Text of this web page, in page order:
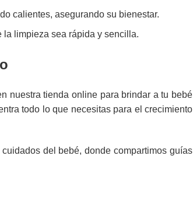
calientes, asegurando su bienestar.
limpieza sea rápida y sencilla.
nuestra tienda online para brindar a tu bebé
todo lo que necesitas para el crecimiento
cuidados del bebé, donde compartimos guías